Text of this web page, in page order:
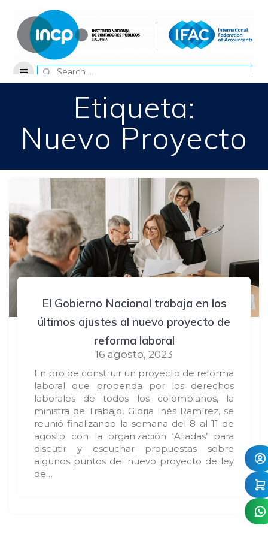
content
Search
for:
Etiqueta:
Nuevo Proyecto
El Gobierno Nacional trabaja en los
últimos ajustes al nuevo proyecto de
reforma laboral
16 agosto, 2023
En pro de construir un proyecto de reforma
laboral que propenda por los derechos
laborales de todos los colombianos, la
ministra de Trabajo, Gloria Inés Ramírez, se
reunió finalizando la semana del 8 al 11 de
agosto con la organización ‘Aliadas’ para
discutir y escuchar propuestas sobre
algunos puntos del nuevo proyecto de ley
de…